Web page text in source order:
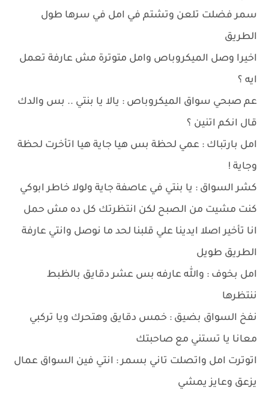
سمر فضلت تلعن وتشتم في امل في سرها طول
الطريق
اخيرا وصل الميكروباص وامل متوترة مش عارفة تعمل
ايه ؟
عم صبحي سواق الميكروباص : يالا يا بنتي .. بس والدك
قال انكم اتنين ؟
امل بارتباك : عمي لحظة بس هيا جاية هيا اتأخرت لحظة
وجاية !
كشر السواق : يا بنتي في عاصفة جاية ولولا خاطر ابوكي
كنت مشيت من الصبح لكن انتظرتك كل ده مش حمل
انا تأخير اصلا ايدينا علي قلبنا لحد ما نوصل وانتي عارفة
الطريق طويل
امل بخوف : والله عارفه بس عشر دقايق بالظبط
ننتظرها
نفخ السواق بضيق : خمس دقايق وهتحرك ويا تركبي
معانا يا تستني مع صاحبتك
اتوترت امل واتصلت تاني بسمر : انتي فين السواق عمال
يزعق وعايز يمشي